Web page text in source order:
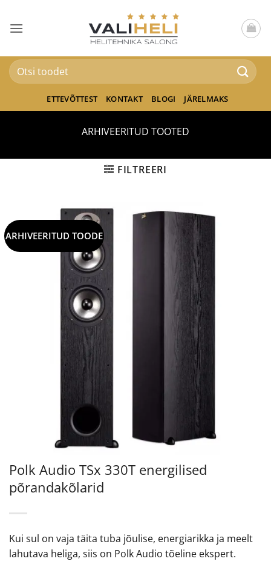
content
Otsi:
ETTEVÕTTEST KONTAKT BLOGI JÄRELMAKS
ARHIVEERITUD TOOTED
FILTREERI
ARHIVEERITUD TOODE
Polk Audio TSx 330T energilised
põrandakõlarid
Kui sul on vaja täita tuba jõulise, energiarikka ja meelt
lahutava heliga, siis on Polk Audio tõeline ekspert.